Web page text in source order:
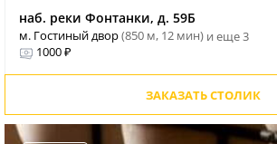
наб. реки Фонтанки, д. 59Б
м. Гостиный двор(850 м, 12 мин) и еще 3
1000 ₽
ЗАКАЗАТЬ СТОЛИК